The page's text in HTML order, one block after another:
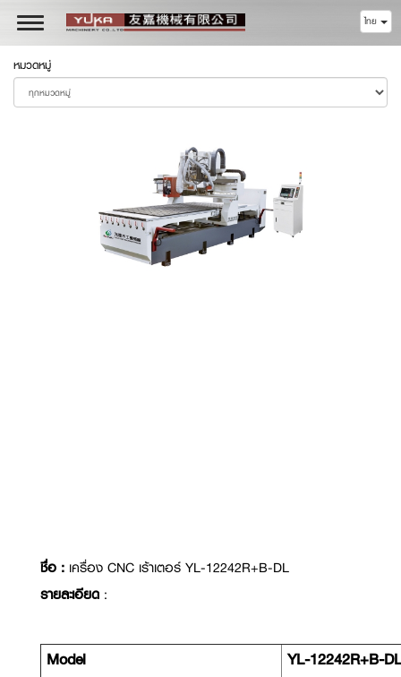
Toggle
navigation
ไทย
หมวดหมู่
ชื่อ : เครื่อง CNC เร้าเตอร์ YL-12242R+B-DL
รายละเอียด :
Model
YL-12242R+B-DL